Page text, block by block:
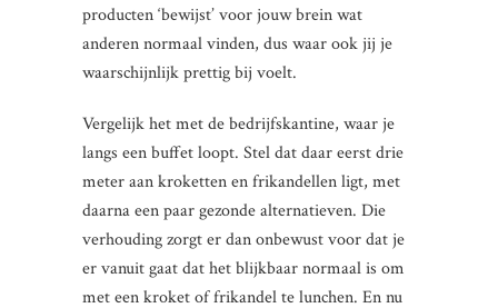
producten ‘bewijst’ voor jouw brein wat
anderen normaal vinden, dus waar ook jij je
waarschijnlijk prettig bij voelt.
Vergelijk het met de bedrijfskantine, waar je
langs een buffet loopt. Stel dat daar eerst drie
meter aan kroketten en frikandellen ligt, met
daarna een paar gezonde alternatieven. Die
verhouding zorgt er dan onbewust voor dat je
er vanuit gaat dat het blijkbaar normaal is om
met een kroket of frikandel te lunchen. En nu